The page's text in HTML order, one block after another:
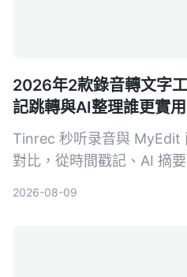
2026年2款錄音轉文字
記跳轉與AI整理誰更實用
Tinrec 秒听录音與 MyEdit
對比，從時間戳記、AI 摘
2026-08-09